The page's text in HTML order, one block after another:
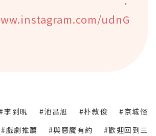
udnG
李到晛 #池昌旭 #朴敘俊
#京城怪
#戲劇推薦 #與惡魔有約
#歡迎回到三